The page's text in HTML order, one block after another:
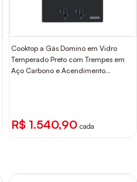
Cooktop a Gás Dominó em Vidro
Temperado Preto com Trempes em
Aço Carbono e Acendimento
R$ 1.540,90 cada